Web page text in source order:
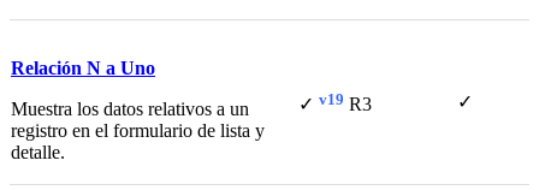
Relación N a Uno
Muestra los datos relativos a un
registro en el formulario de lista y
detalle.
✓ v19 R3 ✓